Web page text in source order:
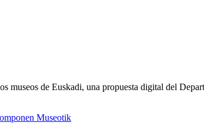
museos de Euskadi, una propuesta digital del
Museotik